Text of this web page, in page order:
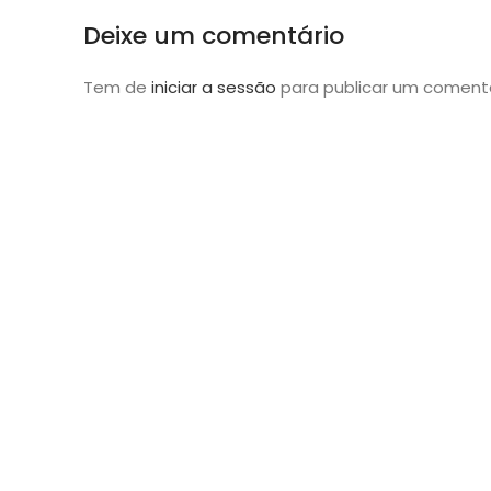
Deixe um comentário
Tem de iniciar a sessão para publicar um